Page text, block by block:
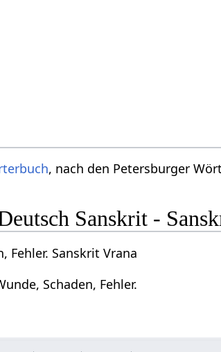
, nach den Petersburger
Sanskrit -
Fehler. Sanskrit Vrana
Schaden, Fehler.